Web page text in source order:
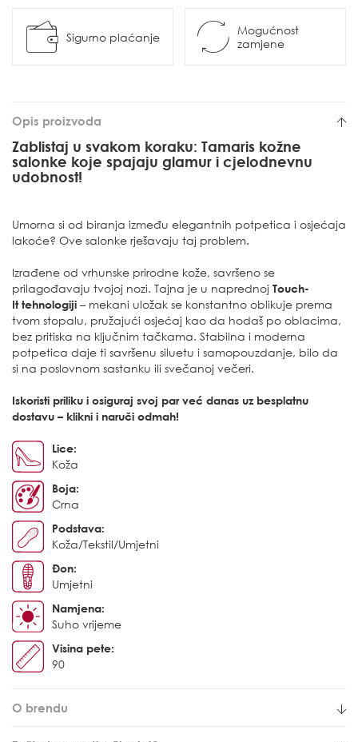
Sigurno plaćanje
Mogućnost
zamjene
Opis proizvoda
Zablistaj u svakom koraku: Tamaris kožne
salonke koje spajaju glamur i cjelodnevnu
udobnost!
Umorna si od biranja između elegantnih potpetica i osjećaja
lakoće? Ove salonke rješavaju taj problem.
Izrađene od vrhunske prirodne kože, savršeno se
prilagođavaju tvojoj nozi. Tajna je u naprednoj Touch-
It tehnologiji – mekani uložak se konstantno oblikuje prema
tvom stopalu, pružajući osjećaj kao da hodaš po oblacima,
bez pritiska na ključnim tačkama. Stabilna i moderna
potpetica daje ti savršenu siluetu i samopouzdanje, bilo da
si na poslovnom sastanku ili svečanoj večeri.
Iskoristi priliku i osiguraj svoj par već danas uz besplatnu
dostavu – klikni i naruči odmah!
Lice:
Koža
Boja:
Crna
Podstava:
Koža/Tekstil/Umjetni
Đon:
Umjetni
Namjena:
Suho vrijeme
Visina pete:
90
O brendu